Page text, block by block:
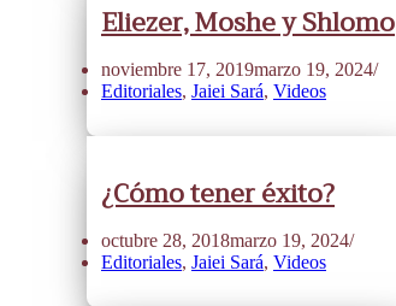
Eliezer, Moshe y Shlomo
noviembre 17, 2019marzo 19, 2024
Editoriales, Jaiei Sará, Videos
¿Cómo tener éxito?
octubre 28, 2018marzo 19, 2024
Editoriales, Jaiei Sará, Videos